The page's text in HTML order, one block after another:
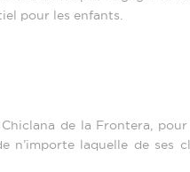
pour les enfants.
de la Frontera, pour
laquelle de ses